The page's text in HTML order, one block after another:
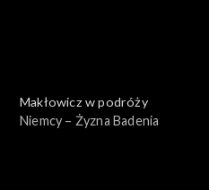
Makłowicz w podróży
Niemcy – Żyzna Badenia